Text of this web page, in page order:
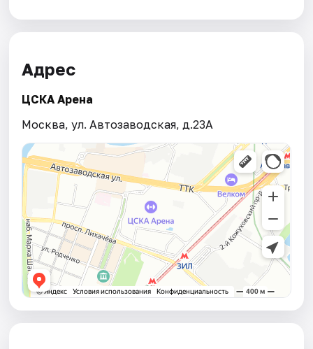
Адрес
ЦСКА Арена
Москва, ул. Автозаводская, д.23А